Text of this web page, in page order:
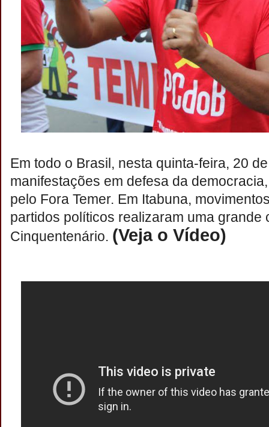
Em todo o Brasil, nesta quinta-feira, 20
manifestações em defesa da
pelo Fora Temer. Em Itabuna,
partidos políticos realizaram uma grande
Cinquentenário. (Veja o Vídeo)